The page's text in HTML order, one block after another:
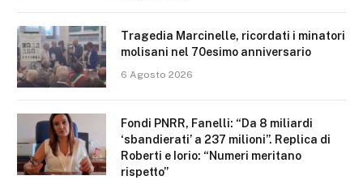
Tragedia Marcinelle, ricordati i minatori
molisani nel 70esimo anniversario
6 Agosto 2026
Fondi PNRR, Fanelli: “Da 8 miliardi
‘sbandierati’ a 237 milioni”. Replica di
Roberti e Iorio: “Numeri meritano
rispetto”